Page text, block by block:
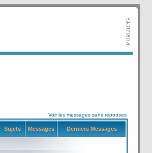
Voir les messages sans réponses
Sujets Messages Derniers Messages